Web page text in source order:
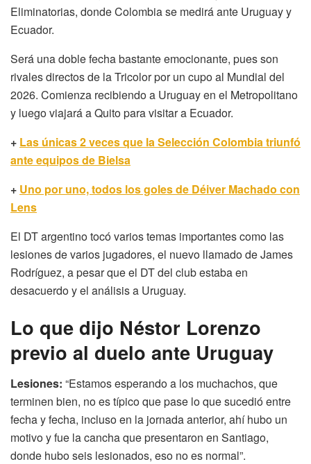
Eliminatorias, donde Colombia se medirá ante Uruguay y
Ecuador.
Será una doble fecha bastante emocionante, pues son
rivales directos de la Tricolor por un cupo al Mundial del
2026. Comienza recibiendo a Uruguay en el Metropolitano
y luego viajará a Quito para visitar a Ecuador.
+ Las únicas 2 veces que la Selección Colombia triunfó
ante equipos de Bielsa
+ Uno por uno, todos los goles de Déiver Machado con
Lens
El DT argentino tocó varios temas importantes como las
lesiones de varios jugadores, el nuevo llamado de James
Rodríguez, a pesar que el DT del club estaba en
desacuerdo y el análisis a Uruguay.
Lo que dijo Néstor Lorenzo
previo al duelo ante Uruguay
Lesiones: “Estamos esperando a los muchachos, que
terminen bien, no es típico que pase lo que sucedió entre
fecha y fecha, incluso en la jornada anterior, ahí hubo un
motivo y fue la cancha que presentaron en Santiago,
donde hubo seis lesionados, eso no es normal”.